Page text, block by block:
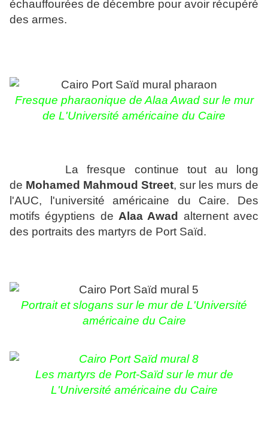
échauffourées de décembre pour avoir récupéré
des armes.
Fresque pharaonique de Alaa Awad sur le mur
de L'Université américaine du Caire
La fresque continue tout au long
de Mohamed Mahmoud Street, sur les murs de
l'AUC, l'université américaine du Caire. Des
motifs égyptiens de Alaa Awad alternent avec
des portraits des martyrs de Port Saïd.
Portrait et slogans sur le mur de L'Université
américaine du Caire
Les martyrs de Port-Saïd sur le mur de
L'Université américaine du Caire